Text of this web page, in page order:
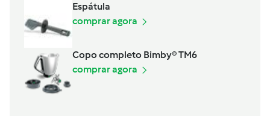
Espátula
comprar agora
Copo completo Bimby® TM6
comprar agora